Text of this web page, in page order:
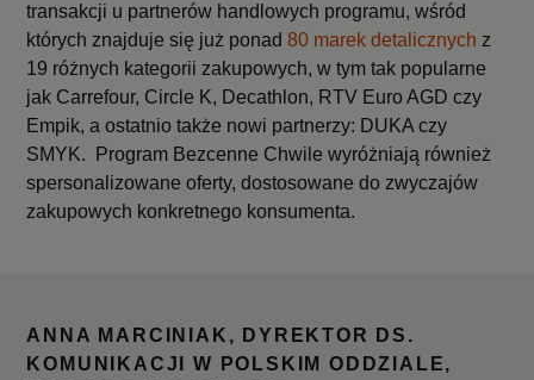
transakcji u partnerów handlowych programu, wśród
których znajduje się już ponad80 marek detalicznych z
19 różnych kategorii zakupowych, w tym tak popularne
jak Carrefour, Circle K, Decathlon, RTV Euro AGD czy
Empik, a ostatnio także nowi partnerzy: DUKA czy
SMYK. Program Bezcenne Chwile wyróżniają również
spersonalizowane oferty, dostosowane do zwyczajów
zakupowych konkretnego konsumenta.
ANNA MARCINIAK, DYREKTOR DS.
KOMUNIKACJI W POLSKIM ODDZIALE,